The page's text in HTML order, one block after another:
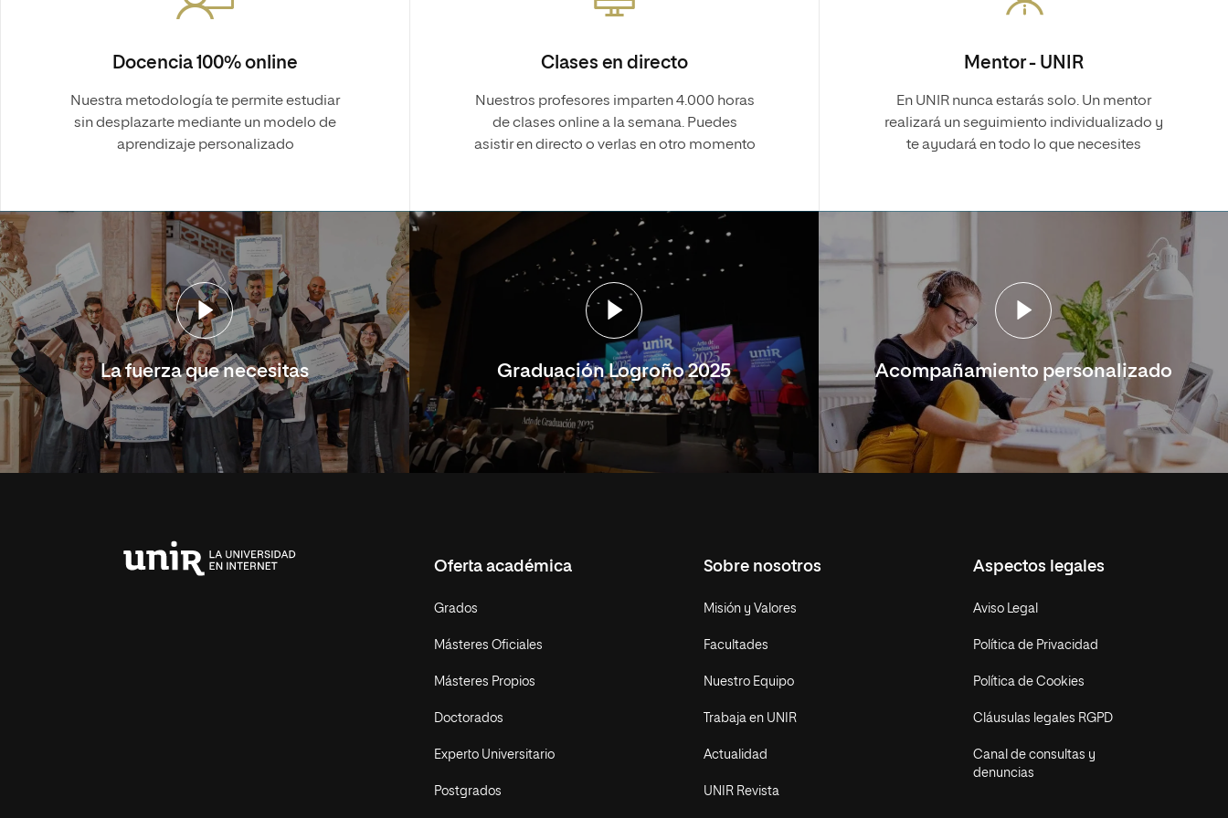
Docencia 100% online
Nuestra metodología te permite estudiar
sin desplazarte mediante un modelo de
aprendizaje personalizado
Clases en directo
Nuestros profesores imparten 4.000 horas
de clases online a la semana. Puedes
asistir en directo o verlas en otro momento
Mentor - UNIR
En UNIR nunca estarás solo. Un mentor
realizará un seguimiento individualizado y
te ayudará en todo lo que necesites
La fuerza que necesitas Graduación Logroño 2025 Acompañamiento personalizado
Oferta académica
Grados
Másteres Oficiales
Másteres Propios
Doctorados
Experto Universitario
Postgrados
Sobre nosotros
Misión y Valores
Facultades
Nuestro Equipo
Trabaja en UNIR
Actualidad
UNIR Revista
Aspectos legales
Aviso Legal
Política de Privacidad
Política de Cookies
Cláusulas legales RGPD
Canal de consultas y
denuncias